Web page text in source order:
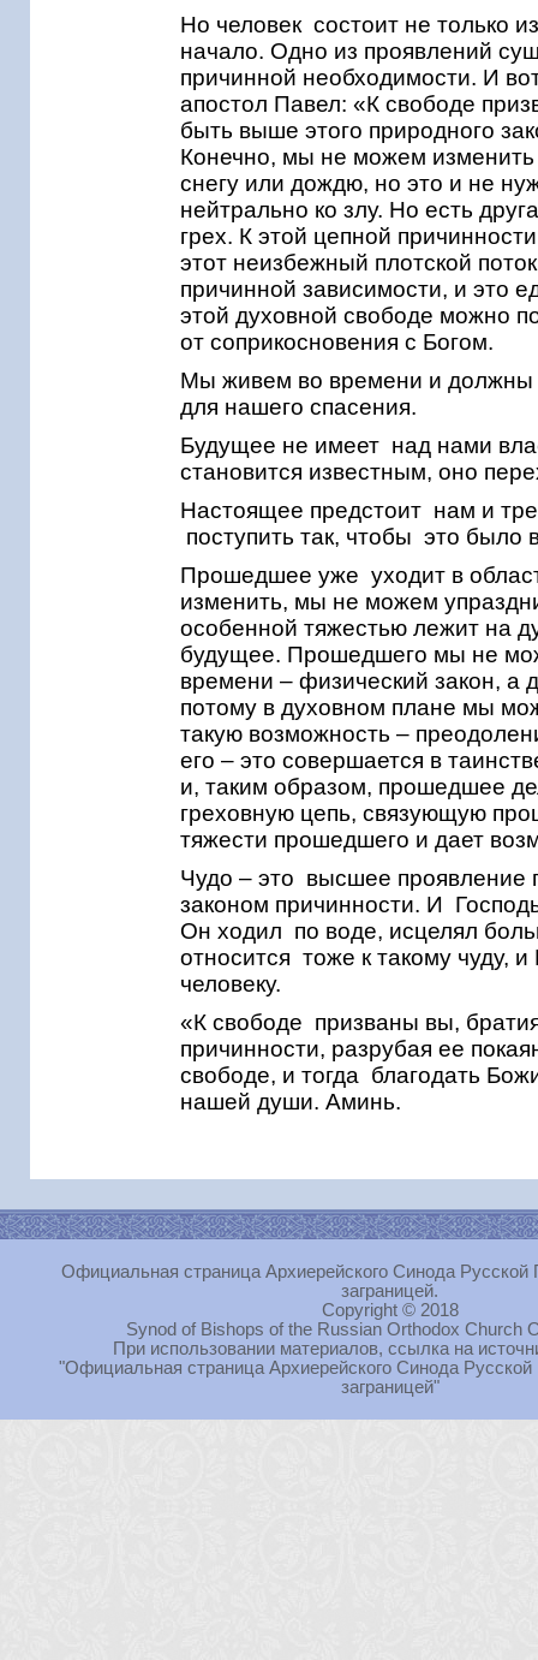
Но человек состоит не только
начало. Одно из проявлений
причинной необходимости. И
апостол Павел: «К свободе
быть выше этого природного
Конечно, мы не можем
снегу или дождю, но это и не
нейтрально ко злу. Но есть
грех. К этой цепной
этот неизбежный плотской
причинной зависимости, и это
этой духовной свободе можно
от соприкосновения с Богом.
Мы живем во времени и должны
для нашего спасения.
Будущее не имеет над нами
становится известным, оно
Настоящее предстоит нам и
поступить так, чтобы это
Прошедшее уже уходит в
изменить, мы не можем
особенной тяжестью лежит на
будущее. Прошедшего мы не
времени – физический закон, а
потому в духовном плане мы
такую возможность –
его – это совершается в
и, таким образом, прошедшее
греховную цепь, связующую
тяжести прошедшего и дает
Чудо – это высшее
законом причинности. И
Он ходил по воде, исцелял
относится тоже к такому чуду,
человеку.
«К свободе призваны вы,
причинности, разрубая ее
свободе, и тогда благодать
нашей души. Аминь.
Официальная страница Архиерейского Синода Русской
заграницей.
Copyright © 2018
Synod of Bishops of the Russian Orthodox Church
При использовании материалов, ссылка на
"Официальная страница Архиерейского Синода
заграницей"